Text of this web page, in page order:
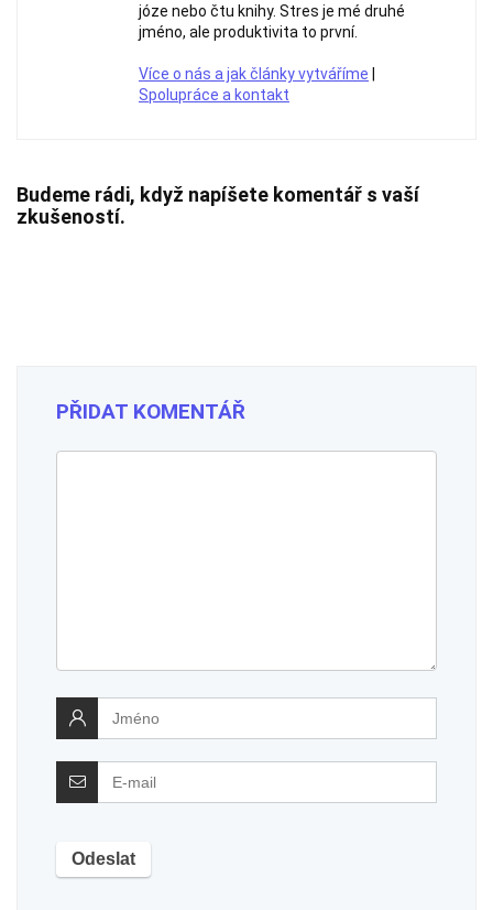
józe nebo čtu knihy. Stres je mé druhé
jméno, ale produktivita to první.
Více o nás a jak články vytváříme
Spolupráce a kontakt
Budeme rádi, když napíšete komentář s vaší
zkušeností.
PŘIDAT KOMENTÁŘ